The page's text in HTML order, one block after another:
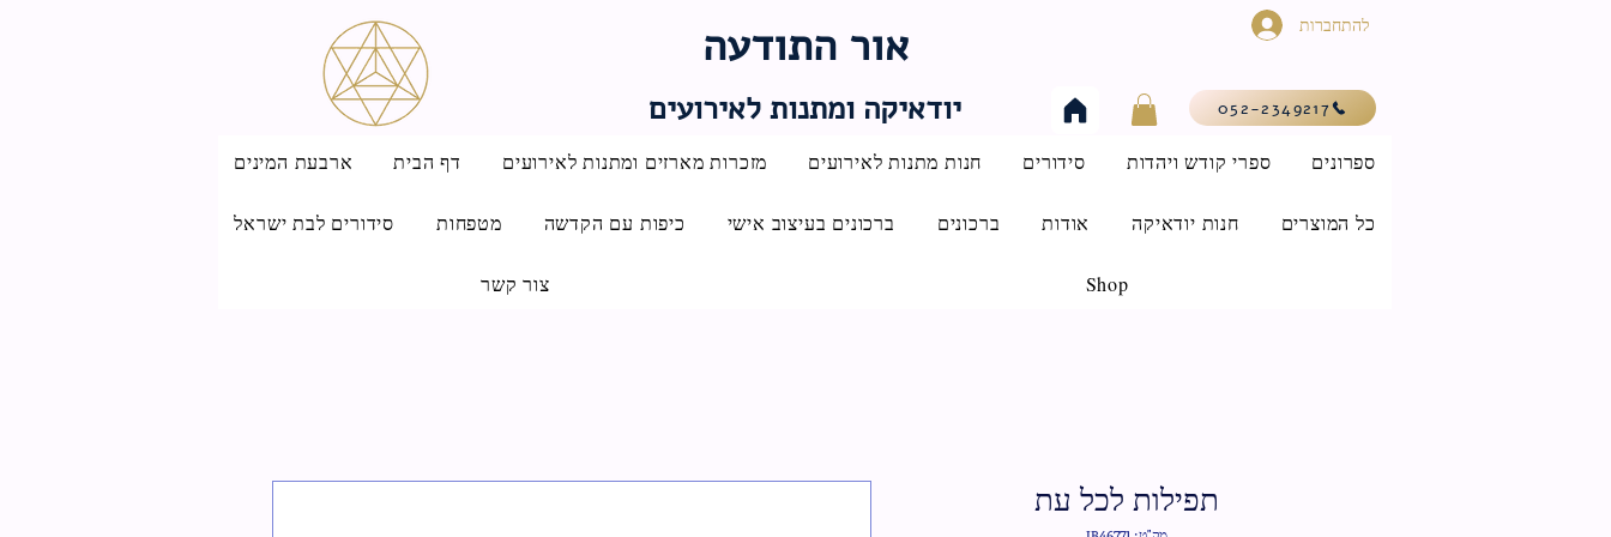
אור התודעה
יודאיקה ומתנות לאירועים
להתחברות
052-2349217
ארבעת המינים דף הבית מזכרות מארזים ומתנות לאירועים חנות מתנות לאירועים סידורים ספרי קודש ויהדות ספרונים
סידורים לבת ישראל מטפחות כיפות עם הקדשה ברכונים בעיצוב אישי ברכונים אודות חנות יודאיקה כל המוצרים
צור קשר Shop
תפילות לכל עת